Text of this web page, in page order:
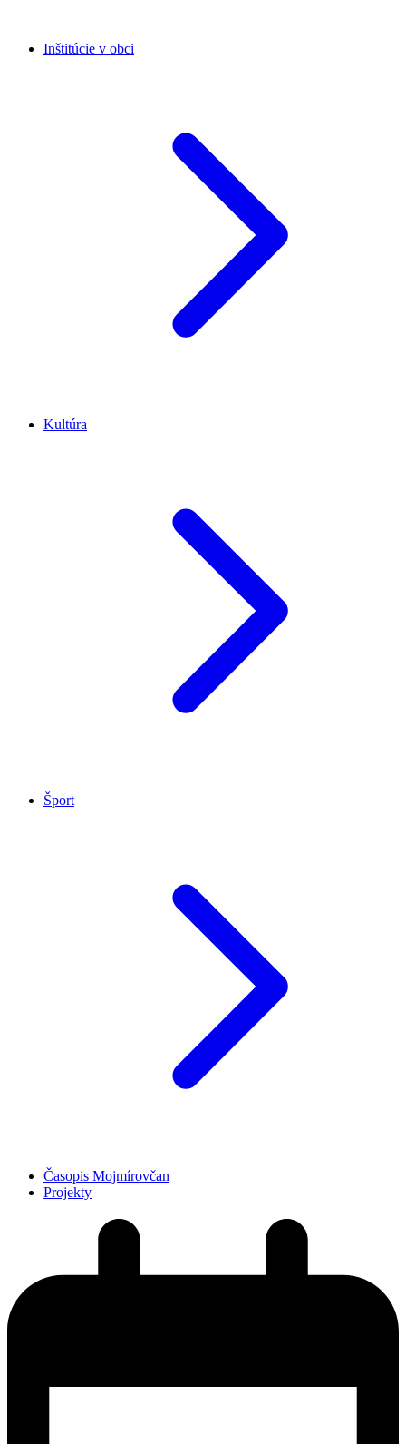
Inštitúcie v obci
Kultúra
Šport
Časopis Mojmírovčan
Projekty